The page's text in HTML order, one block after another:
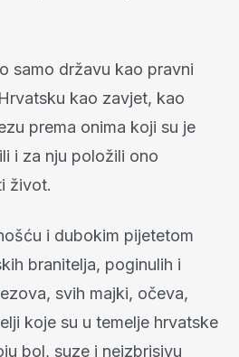
samo državu kao pravni
kao zavjet, kao
prema onima koji su je
i za nju položili ono
život.
i dubokim pijetetom
branitelja, poginulih i
svih majki, očeva,
koje su u temelje hrvatske
bol, suze i neizbrisivu